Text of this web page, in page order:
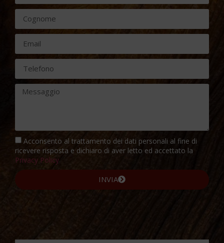
Acconsento al trattamento dei dati personali al fine di
ricevere risposta e dichiaro di aver letto ed accettato la
Privacy Policy
INVIA